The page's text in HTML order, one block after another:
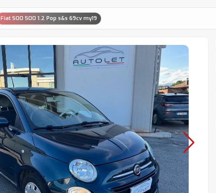
Fiat 500 500 1.2 Pop s&s 69cv my19